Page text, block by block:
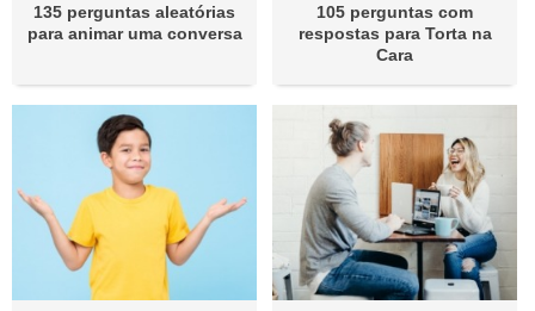
135 perguntas aleatórias
para animar uma conversa
105 perguntas com
respostas para Torta na
Cara